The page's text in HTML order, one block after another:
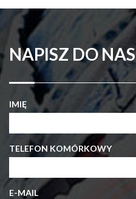
NAPISZ DO NAS
IMIĘ
TELEFON KOMÓRKOWY
E-MAIL